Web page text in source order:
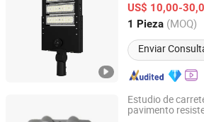
US$ 10,00-
1 Pieza (MOQ)
Enviar
Guangdong, China Desde
Estudio de
pavimento
Shenzhen Sroada Tech Co., Limited